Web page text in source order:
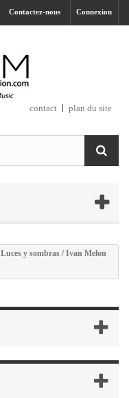
Connexion
Contactez-nous
contact plan du site
Luces y sombras / Ivan Melon